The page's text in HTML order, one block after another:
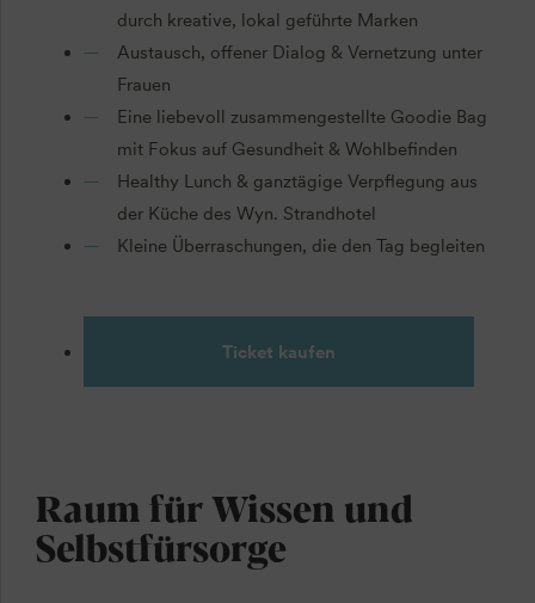
durch kreative, lokal geführte Marken
Austausch, offener Dialog & Vernetzung unter
Frauen
Eine liebevoll zusammengestellte Goodie Bag
mit Fokus auf Gesundheit & Wohlbefinden
Healthy Lunch & ganztägige Verpflegung aus
der Küche des Wyn. Strandhotel
Kleine Überraschungen, die den Tag begleiten
Ticket kaufen
Raum für Wissen und
Selbstfürsorge